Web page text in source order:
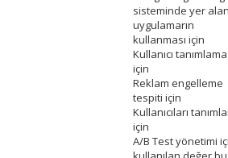
sisteminde yer
uygulamarın
kullanması için
Kullanıcı tanımlama
için
Reklam engelleme
tespiti için
Kullanıcıları
için
A/B Test yönetimi